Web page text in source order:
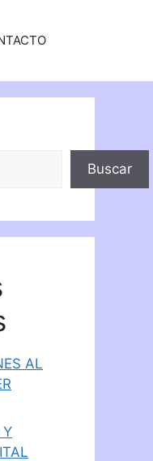
Buscar
AL
Y